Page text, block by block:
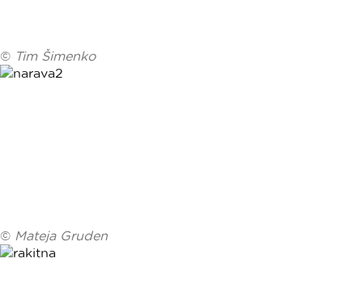
© Tim Šimenko
© Mateja Gruden